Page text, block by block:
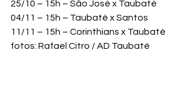
25/10 – 15h – São José x Taubaté
04/11 – 15h – Taubaté x Santos
11/11 – 15h – Corinthians x Taubaté
fotos: Rafael Citro / AD Taubaté